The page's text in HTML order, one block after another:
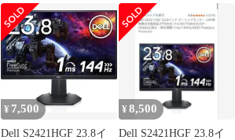
S2421HGF Bランク 42
¥ 7,500
Dell S2421HGF 23.8イ
¥8,500
Dell S2421HGF 23.8イ